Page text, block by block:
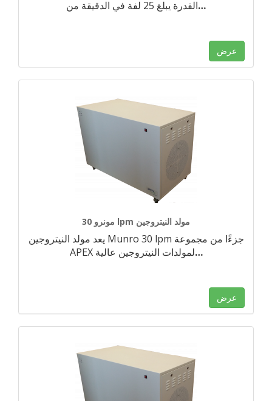
القدرة يبلغ 25 لفة في الدقيقة من…
عرض
مونرو 30 lpm مولد النيتروجين
يعد مولد النيتروجين Munro 30 lpm جزءًا من مجموعة
APEX لمولدات النيتروجين عالية…
عرض